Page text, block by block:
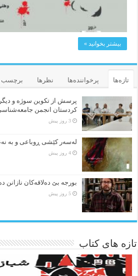
بیشتر بخوانید »
تازه‌ها پرخواننده‌ها نظرها برچسب
پرسش از تکوین سوژه و
کردستان انجمن
3 روز پیش
لەسەر کێشی ڕوباعی و به
4 روز پیش
بورجە بێ دەلاقەکان
5 روز پیش
تازه های کتاب